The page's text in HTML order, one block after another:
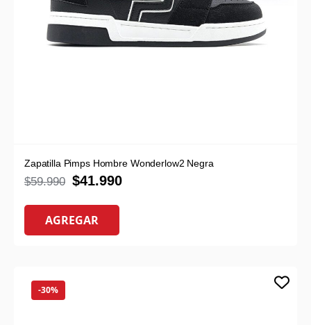
Zapatilla Pimps Hombre Wonderlow2 Negra
$59.990 $41.990
AGREGAR
-30%